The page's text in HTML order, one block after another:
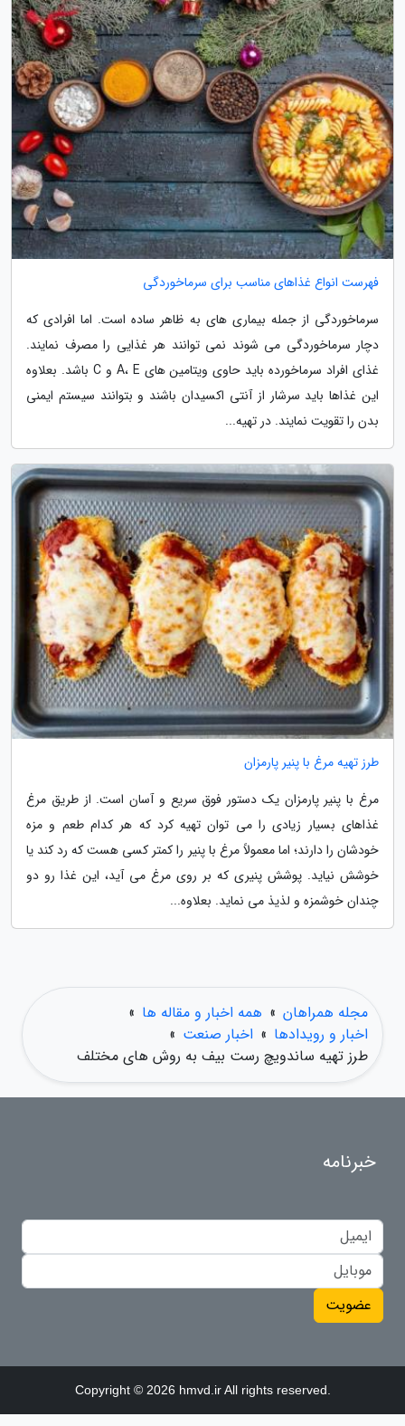
فهرست انواع غذاهای مناسب برای سرماخوردگی
سرماخوردگی از جمله بیماری های به ظاهر ساده است. اما افرادی که
دچار سرماخوردگی می شوند نمی توانند هر غذایی را مصرف نمایند.
غذای افراد سرماخورده باید حاوی ویتامین های A، E و C باشد. بعلاوه
این غذاها باید سرشار از آنتی اکسیدان باشند و بتوانند سیستم ایمنی
بدن را تقویت نمایند. در تهیه...
طرز تهیه مرغ با پنیر پارمزان
مرغ با پنیر پارمزان یک دستور فوق سریع و آسان است. از طریق مرغ
غذاهای بسیار زیادی را می توان تهیه کرد که هر کدام طعم و مزه
خودشان را دارند؛ اما معمولاً مرغ با پنیر را کمتر کسی هست که رد کند یا
خوشش نیاید. پوشش پنیری که بر روی مرغ می آید، این غذا رو دو
چندان خوشمزه و لذیذ می نماید. بعلاوه...
مجله همراهان » همه اخبار و مقاله ها »
اخبار و رویدادها » اخبار صنعت »
طرز تهیه ساندویچ رست بیف به روش های مختلف
خبرنامه
عضویت
Copyright © 2026 hmvd.ir All rights reserved.